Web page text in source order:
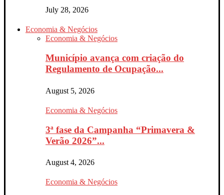
July 28, 2026
Economia & Negócios
Economia & Negócios
Município avança com criação do
Regulamento de Ocupação...
August 5, 2026
Economia & Negócios
3ª fase da Campanha “Primavera &
Verão 2026”...
August 4, 2026
Economia & Negócios